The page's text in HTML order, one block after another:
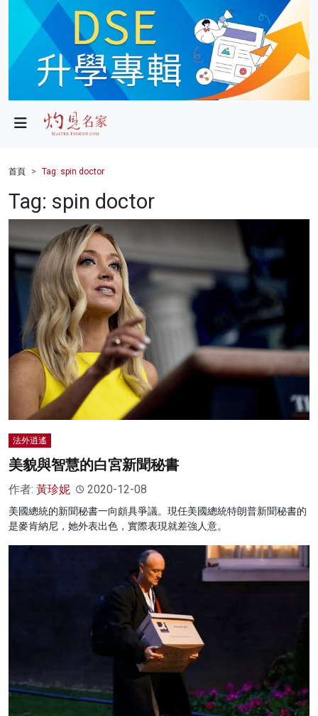
政局
財經
健康
商業
科技
影片
名家榜
灼見活動
關於我們
首頁 Tag: spin doctor
Tag: spin doctor
法外逍遙
美貌與智慧的白宮新聞秘書
作者: 黃珍妮 2020-12-08
美國總統的新聞秘書一向頗具爭議。現任美國總統特朗普新聞秘書的
是麥肯納尼，她外表出色，實際表現就差強人意。